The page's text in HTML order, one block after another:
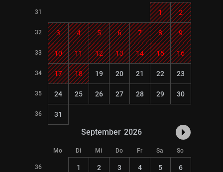
31 1 2
32 3 4 5 6 7 8 9
33 10 11 12 13 14 15 16
34 17 18 19 20 21 22 23
35 24 25 26 27 28 29 30
36 31
September 2026
Mo Di Mi Do Fr Sa So
36 1 2 3 4 5 6